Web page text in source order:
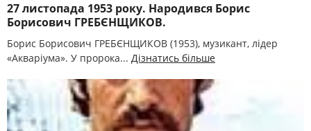
27 листопада 1953 року. Народився Борис
Борисович ГРЕБЄНЩИКОВ.
Борис Борисович ГРЕБЄНЩИКОВ (1953), музикант, лідер
«Акваріума». У пророка... Дізнатись більше